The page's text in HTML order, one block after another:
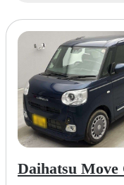
Daihatsu Move